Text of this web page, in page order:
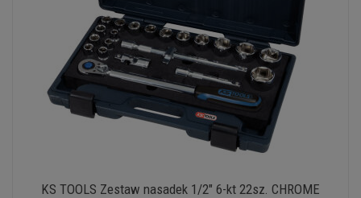
KS TOOLS Zestaw nasadek 1/2" 6-kt 22sz. CHROME